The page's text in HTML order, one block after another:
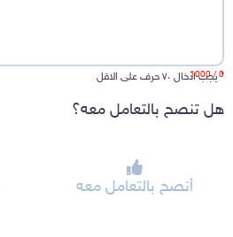
*يجب ادخال ٧٠ حرف على الاقل0
/ 1000
هل تنصح بالتعامل معه؟
أنصح بالتعامل معه